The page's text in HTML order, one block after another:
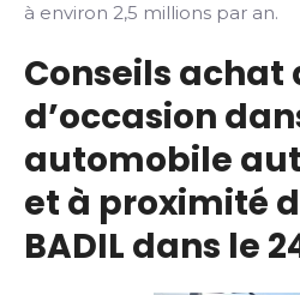
à environ 2,5 millions par an.
Conseils achat
d’occasion
automobile
et à proximité
BADIL dans le